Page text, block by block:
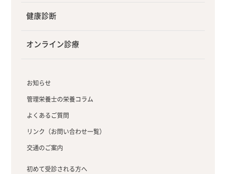
健康診断
オンライン診療
お知らせ
管理栄養士の栄養コラム
よくあるご質問
リンク（お問い合わせ一覧）
交通のご案内
初めて受診される方へ